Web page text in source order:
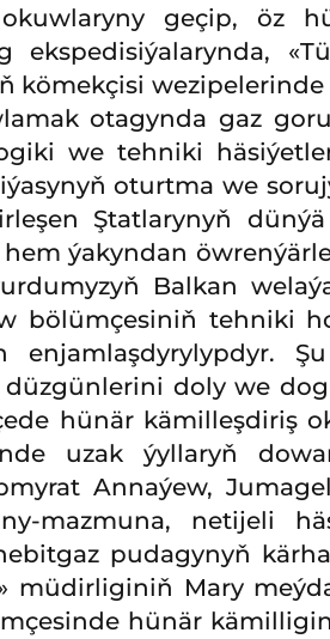
geçip, öz
kömekçisi
otagynda gaz
we tehniki
oturtma we
Ştatlarynyň
ýakyndan
Balkan
bölümçesiniň tehniki
doly we
hünär kämilleşdiriş
uzak ýyllaryň
Annaýew,
mazmuna, netijeli
pudagynyň
müdirliginiň Mary
hünär